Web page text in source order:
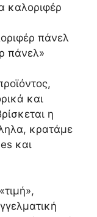
καλοριφέρ
πάνελ
πάνελ»
και
η
κρατάμε
και